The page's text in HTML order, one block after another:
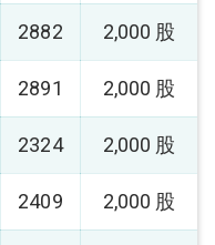
2882 2,000 股
2891 2,000 股
2324 2,000 股
2409 2,000 股